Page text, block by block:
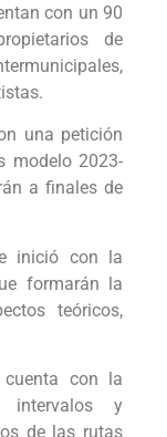
con un 90
de
una petición
modelo 2023-
a finales de
inició con la
formarán la
teóricos,
con la
intervalos y
de las rutas